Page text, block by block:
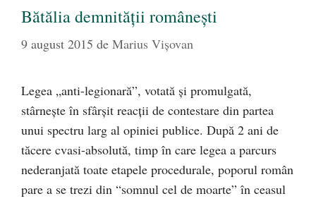
Bătălia demnităţii româneşti
9 august 2015 de Marius Vișovan
Legea „anti-legionară”, votată și promulgată,
stârnește în sfârșit reacții de contestare din partea
unui spectru larg al opiniei publice. După 2 ani de
tăcere cvasi-absolută, timp în care legea a parcurs
nederanjată toate etapele procedurale, poporul român
pare a se trezi din “somnul cel de moarte” în ceasul